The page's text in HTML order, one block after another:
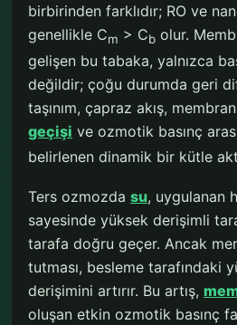
birbirinden farklıdır; RO ve
genellikle Cm > Cb olur.
gelişen bu tabaka, yalnızca
değildir; çoğu durumda geri
taşınım, çapraz akış,
geçişi ve ozmotik basınç
belirlenen dinamik bir kütle
Ters ozmozda su, uygulanan
sayesinde yüksek derişimli
tarafa doğru geçer. Ancak
tutması, besleme tarafındaki
derişimini artırır. Bu artış,
oluşan etkin ozmotik basınç